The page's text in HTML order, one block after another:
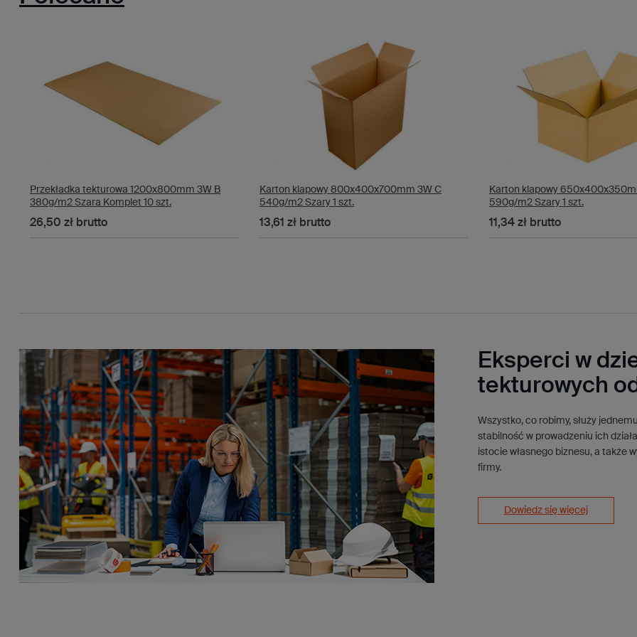
Nasza oferta dedykowana jest
wszystkich partnerów biznesowych,
Jako dystrybutor opakowań
najwyższym poziomie, co
Dopełnieniem naszej oferty jest
Zespół specjalistów zawsze
klienta. Wybierając ofertę sklepu
Twojego biznesu. Naszych
umożliwiającymi oszczędzanie
wygodny kredyt kupiecki, czy też
Grembox - Twój
W dzisiejszym dynamicznym
produktów są kluczowe dla
elementem tego procesu,
ekonomiczny.
Przekładka tekturowa 1200x800mm 3W B
380g/m2 Szara Komplet 10 szt.
26,50 zł brutto
Karton klapowy 800x400x700mm 3W C
540g/m2 Szary 1 szt.
13,61 zł brutto
Karton klapowy
590g/m2 Szary 1 szt.
11,34 zł brutto
Eksperci w
tekturowych
Wszystko, co robimy, służy
stabilność w prowadzeniu ich
istocie własnego biznesu, a także
firmy.
Dowiedz się więcej